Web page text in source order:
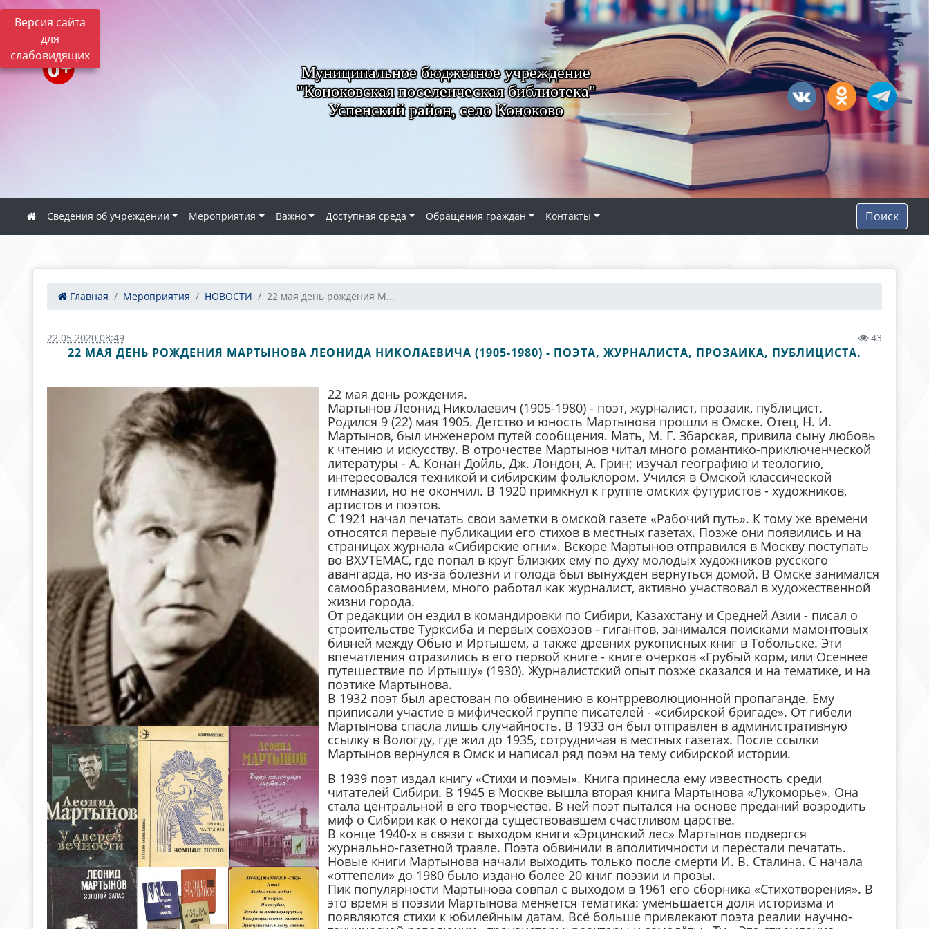
Версия сайта
для
слабовидящих
Муниципальное бюджетное учреждение
"Коноковская поселенческая библиотека"
Успенский район, село Коноково
Сведения об учреждении Мероприятия Важно Доступная среда Обращения граждан Контакты Поиск
Главная Мероприятия НОВОСТИ 22 мая день рождения М...
22.05.2020 08:49 43
22 МАЯ ДЕНЬ РОЖДЕНИЯ МАРТЫНОВА ЛЕОНИДА НИКОЛАЕВИЧА (1905-1980) - ПОЭТА, ЖУРНАЛИСТА, ПРОЗАИКА, ПУБЛИЦИСТА.
22 мая день рождения.
Мартынов Леонид Николаевич (1905-1980) - поэт, журналист, прозаик, публицист.
Родился 9 (22) мая 1905. Детство и юность Мартынова прошли в Омске. Отец, Н. И.
Мартынов, был инженером путей сообщения. Мать, М. Г. Збарская, привила сыну любовь
к чтению и искусству. В отрочестве Мартынов читал много романтико-приключенческой
литературы - А. Конан Дойль, Дж. Лондон, А. Грин; изучал географию и теологию,
интересовался техникой и сибирским фольклором. Учился в Омской классической
гимназии, но не окончил. В 1920 примкнул к группе омских футуристов - художников,
артистов и поэтов.
С 1921 начал печатать свои заметки в омской газете «Рабочий путь». К тому же времени
относятся первые публикации его стихов в местных газетах. Позже они появились и на
страницах журнала «Сибирские огни». Вскоре Мартынов отправился в Москву поступать
во ВХУТЕМАС, где попал в круг близких ему по духу молодых художников русского
авангарда, но из-за болезни и голода был вынужден вернуться домой. В Омске занимался
самообразованием, много работал как журналист, активно участвовал в художественной
жизни города.
От редакции он ездил в командировки по Сибири, Казахстану и Средней Азии - писал о
строительстве Турксиба и первых совхозов - гигантов, занимался поисками мамонтовых
бивней между Обью и Иртышем, а также древних рукописных книг в Тобольске. Эти
впечатления отразились в его первой книге - книге очерков «Грубый корм, или Осеннее
путешествие по Иртышу» (1930). Журналистский опыт позже сказался и на тематике, и на
поэтике Мартынова.
В 1932 поэт был арестован по обвинению в контрреволюционной пропаганде. Ему
приписали участие в мифической группе писателей - «сибирской бригаде». От гибели
Мартынова спасла лишь случайность. В 1933 он был отправлен в административную
ссылку в Вологду, где жил до 1935, сотрудничая в местных газетах. После ссылки
Мартынов вернулся в Омск и написал ряд поэм на тему сибирской истории.
В 1939 поэт издал книгу «Стихи и поэмы». Книга принесла ему известность среди
читателей Сибири. В 1945 в Москве вышла вторая книга Мартынова «Лукоморье». Она
стала центральной в его творчестве. В ней поэт пытался на основе преданий возродить
миф о Сибири как о некогда существовавшем счастливом царстве.
В конце 1940-х в связи с выходом книги «Эрцинский лес» Мартынов подвергся
журнально-газетной травле. Поэта обвинили в аполитичности и перестали печатать.
Новые книги Мартынова начали выходить только после смерти И. В. Сталина. С начала
«оттепели» до 1980 было издано более 20 книг поэзии и прозы.
Пик популярности Мартынова совпал с выходом в 1961 его сборника «Стихотворения». В
это время в поэзии Мартынова меняется тематика: уменьшается доля историзма и
появляются стихи к юбилейным датам. Всё больше привлекают поэта реалии научно-